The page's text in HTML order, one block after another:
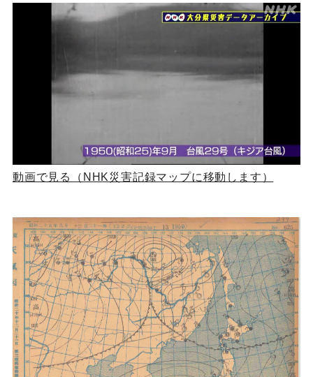
動画で見る（NHK災害記録マップに移動します）